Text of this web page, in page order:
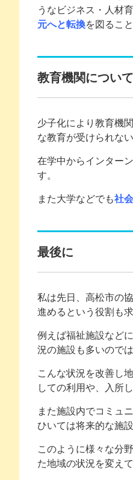
うなビジネス・人材
元へと転換を図るこ
教育機関について
少子化により教育機
な教育が受けられな
在学中からインター
す。
また大学などでも社
最後に
私は先日、高松市の
進めるという役割も
例えば福祉施設など
況の施設も多いので
こんな状況を改善し
しての利用や、入所
また施設内でコミュ
ひいては将来的な施
このように様々な分
た地域の状況を変え